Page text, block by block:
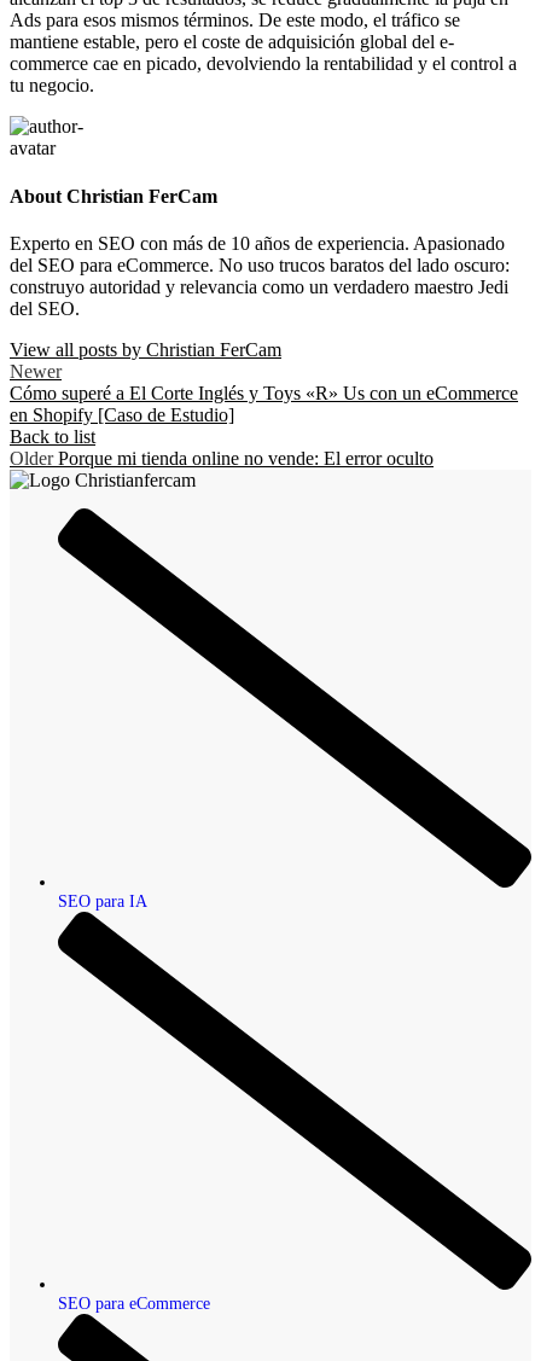
Ads para esos mismos términos. De este modo, el tráfico se
mantiene estable, pero el coste de adquisición global del e-
commerce cae en picado, devolviendo la rentabilidad y el control a
tu negocio.
About Christian FerCam
Experto en SEO con más de 10 años de experiencia. Apasionado
del SEO para eCommerce. No uso trucos baratos del lado oscuro:
construyo autoridad y relevancia como un verdadero maestro Jedi
del SEO.
View all posts by Christian FerCam
Newer
Cómo superé a El Corte Inglés y Toys «R» Us con un eCommerce
en Shopify [Caso de Estudio]
Back to list
Older Porque mi tienda online no vende: El error oculto
SEO para IA
SEO para eCommerce